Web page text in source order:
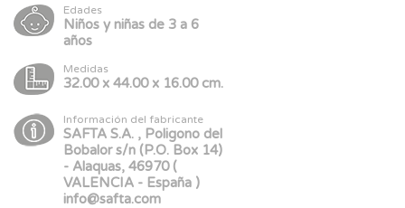
Edades
Niños y niñas de 3 a 6
años
Medidas
32.00 x 44.00 x 16.00 cm.
Información del fabricante
SAFTA S.A. , Poligono del
Bobalor s/n (P.O. Box 14)
- Alaquas, 46970 (
VALENCIA - España )
info@safta.com